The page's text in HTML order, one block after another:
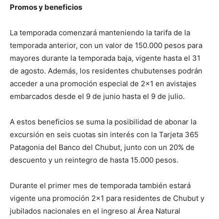
Promos y beneficios
La temporada comenzará manteniendo la tarifa de la
temporada anterior, con un valor de 150.000 pesos para
mayores durante la temporada baja, vigente hasta el 31
de agosto. Además, los residentes chubutenses podrán
acceder a una promoción especial de 2×1 en avistajes
embarcados desde el 9 de junio hasta el 9 de julio.
A estos beneficios se suma la posibilidad de abonar la
excursión en seis cuotas sin interés con la Tarjeta 365
Patagonia del Banco del Chubut, junto con un 20% de
descuento y un reintegro de hasta 15.000 pesos.
Durante el primer mes de temporada también estará
vigente una promoción 2×1 para residentes de Chubut y
jubilados nacionales en el ingreso al Área Natural